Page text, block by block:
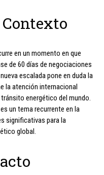
en un momento en que
de 60 días de negociaciones
escalada pone en duda la
la atención internacional
energético del mundo.
un tema recurrente en la
significativas para la
global.